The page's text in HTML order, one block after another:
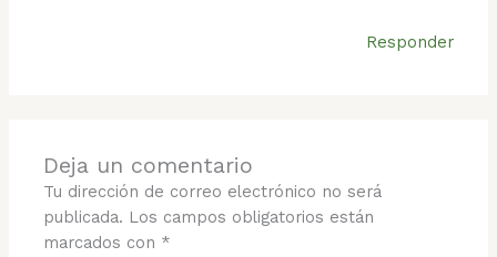
Responder
Deja un comentario
Tu dirección de correo electrónico no será
publicada. Los campos obligatorios están
marcados con *